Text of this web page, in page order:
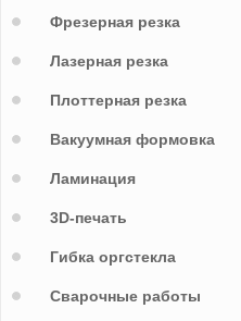
Фрезерная резка
Лазерная резка
Плоттерная резка
Вакуумная формовка
Ламинация
3D-печать
Гибка оргстекла
Сварочные работы